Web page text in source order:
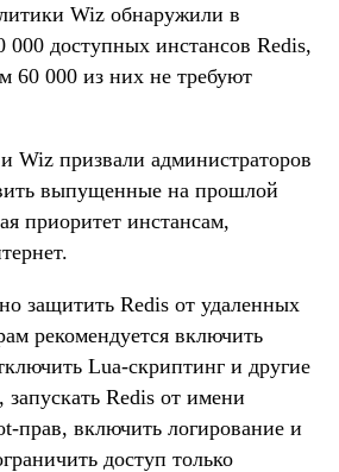
Wiz обнаружили в
000 доступных инстансов Redis,
60 000 из них не требуют
Wiz призвали администраторов
выпущенные на прошлой
приоритет инстансам,
защитить Redis от удаленных
рекомендуется включить
Lua-скриптинг и другие
Redis от имени
прав, включить логирование и
доступ только